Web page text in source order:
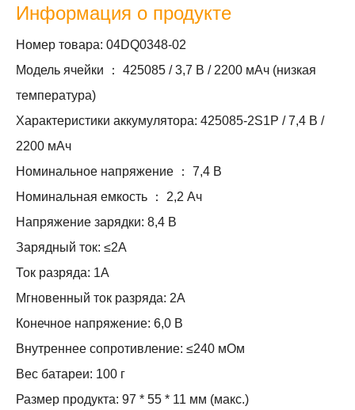
Информация о продукте
Номер товара: 04DQ0348-02
Модель ячейки ： 425085 / 3,7 В / 2200 мАч (низкая
температура)
Характеристики аккумулятора: 425085-2S1P / 7,4 В /
2200 мАч
Номинальное напряжение ： 7,4 В
Номинальная емкость ： 2,2 Ач
Напряжение зарядки: 8,4 В
Зарядный ток: ≤2А
Ток разряда: 1А
Мгновенный ток разряда: 2А
Конечное напряжение: 6,0 В
Внутреннее сопротивление: ≤240 мОм
Вес батареи: 100 г
Размер продукта: 97 * 55 * 11 мм (макс.)